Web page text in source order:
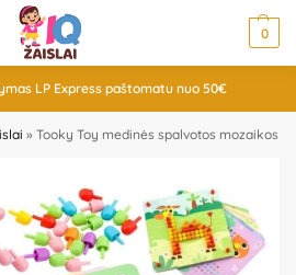
0
LP Express paštomatu nuo 50€
» Tooky Toy medinės spalvotos mozaikos